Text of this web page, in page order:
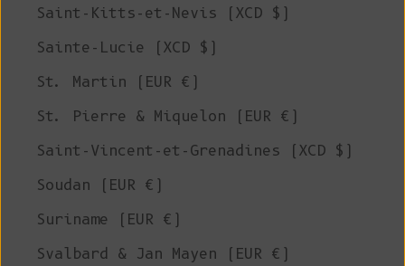
Saint-Kitts-et-Nevis (XCD $)
Sainte-Lucie (XCD $)
St. Martin (EUR €)
St. Pierre & Miquelon (EUR €)
Saint-Vincent-et-Grenadines (XCD $)
Soudan (EUR €)
Suriname (EUR €)
Svalbard & Jan Mayen (EUR €)